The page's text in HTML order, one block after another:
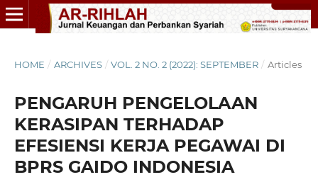
HOME / ARCHIVES / VOL. 2 NO. 2 (2022): SEPTEMBER / Articles
PENGARUH PENGELOLAAN
KERASIPAN TERHADAP
EFESIENSI KERJA PEGAWAI DI
BPRS GAIDO INDONESIA